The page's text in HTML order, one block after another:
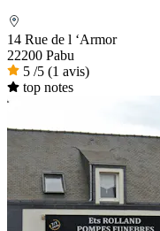
14 Rue de l ‘Armor
22200 Pabu
5 /5 (1 avis)
top notes